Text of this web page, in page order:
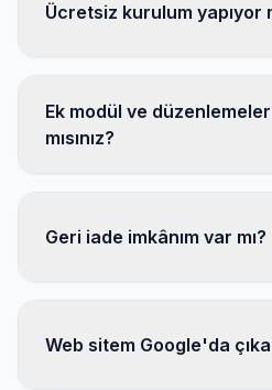
Ücretsiz kurulum yapıyor
Ek modül ve
mısınız?
Geri iade imkânım var mı?
Web sitem Google'da